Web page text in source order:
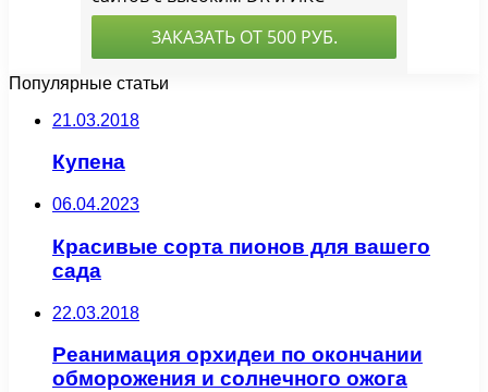
Популярные статьи
21.03.2018
Купена
06.04.2023
Красивые сорта пионов для вашего
сада
22.03.2018
Реанимация орхидеи по окончании
обморожения и солнечного ожога